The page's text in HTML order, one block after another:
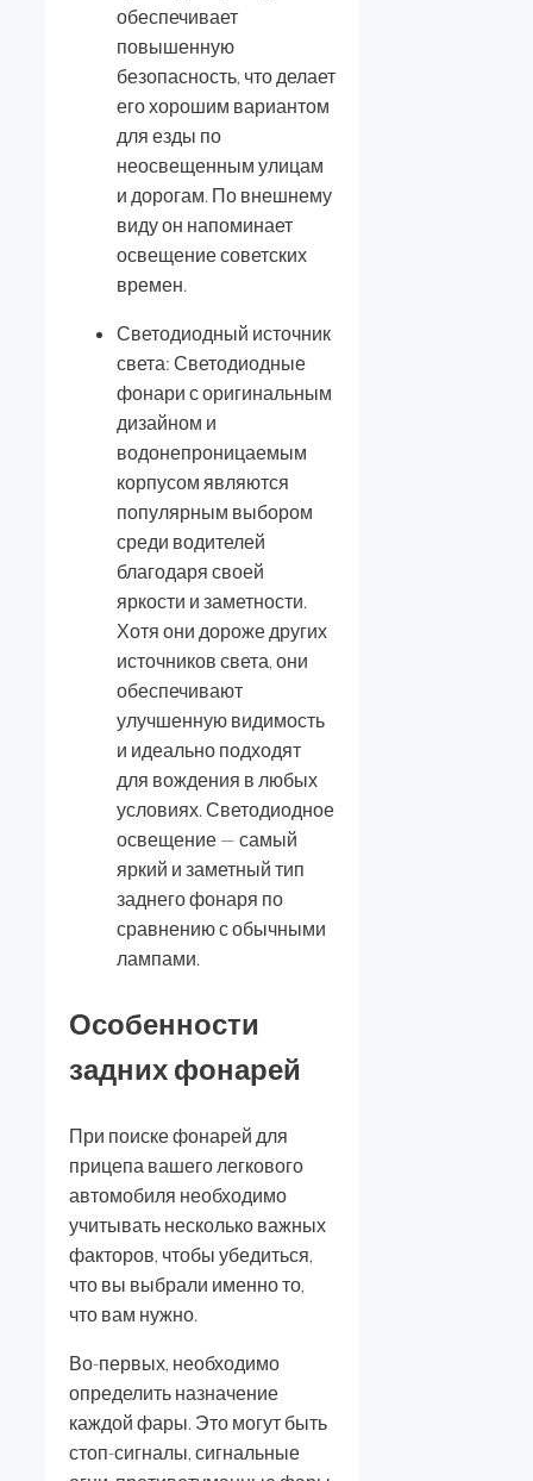
обеспечивает
повышенную
безопасность, что делает
его хорошим вариантом
для езды по
неосвещенным улицам
и дорогам. По внешнему
виду он напоминает
освещение советских
времен.
Светодиодный источник
света: Светодиодные
фонари с оригинальным
дизайном и
водонепроницаемым
корпусом являются
популярным выбором
среди водителей
благодаря своей
яркости и заметности.
Хотя они дороже других
источников света, они
обеспечивают
улучшенную видимость
и идеально подходят
для вождения в любых
условиях. Светодиодное
освещение — самый
яркий и заметный тип
заднего фонаря по
сравнению с обычными
лампами.
Особенности
задних фонарей
При поиске фонарей для
прицепа вашего легкового
автомобиля необходимо
учитывать несколько важных
факторов, чтобы убедиться,
что вы выбрали именно то,
что вам нужно.
Во-первых, необходимо
определить назначение
каждой фары. Это могут быть
стоп-сигналы, сигнальные